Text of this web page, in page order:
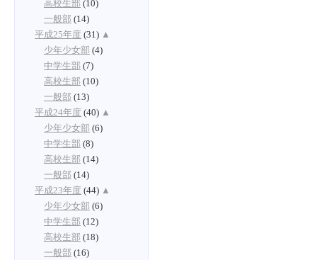
高校生部 (10)
一般部 (14)
平成25年度 (31) ▲
少年少女部 (4)
中学生部 (7)
高校生部 (10)
一般部 (13)
平成24年度 (40) ▲
少年少女部 (6)
中学生部 (8)
高校生部 (14)
一般部 (14)
平成23年度 (44) ▲
少年少女部 (6)
中学生部 (12)
高校生部 (18)
一般部 (16)